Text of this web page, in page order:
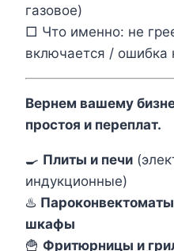
газовое)
□ Что именно: не
включается / ошибка
Вернем вашему
простоя и переплат.
🍳 Плиты и печи
индукционные)
♨️
шкафы
🍟 Фритюрницы и